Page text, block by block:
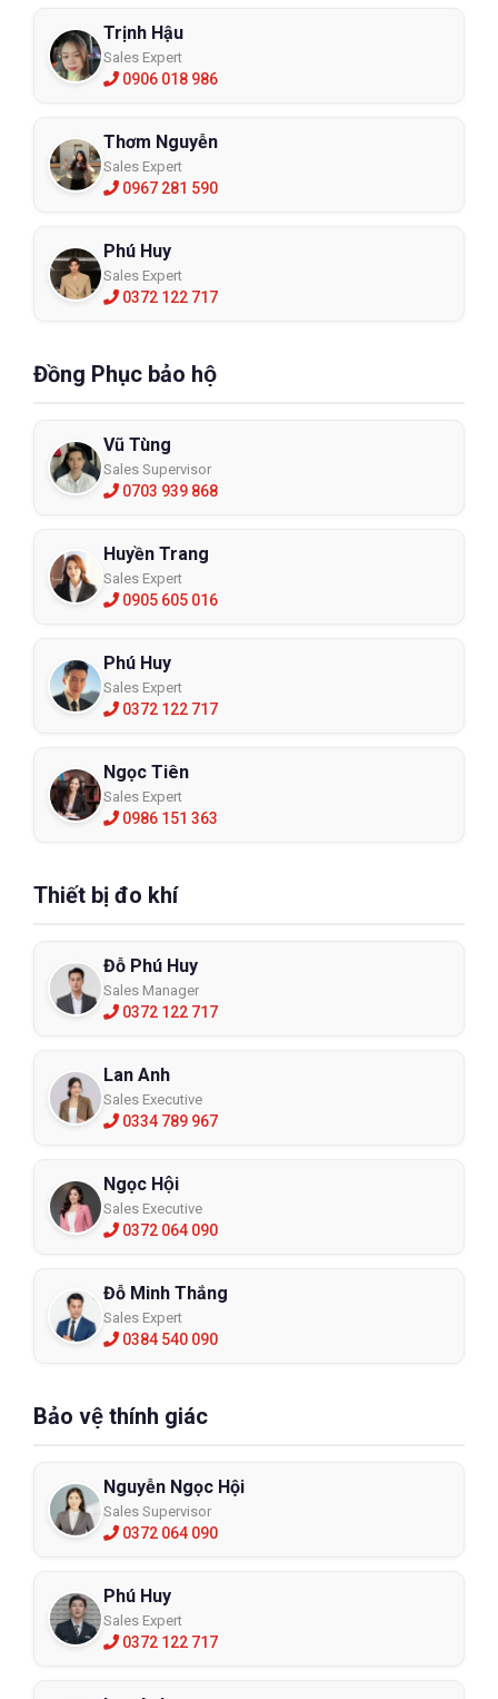
Trịnh Hậu
Sales Expert
0906 018 986
Thơm Nguyễn
Sales Expert
0967 281 590
Phú Huy
Sales Expert
0372 122 717
Đồng Phục bảo hộ
Vũ Tùng
Sales Supervisor
0703 939 868
Huyền Trang
Sales Expert
0905 605 016
Phú Huy
Sales Expert
0372 122 717
Ngọc Tiên
Sales Expert
0986 151 363
Thiết bị đo khí
Đỗ Phú Huy
Sales Manager
0372 122 717
Lan Anh
Sales Executive
0334 789 967
Ngọc Hội
Sales Executive
0372 064 090
Đỗ Minh Thắng
Sales Expert
0384 540 090
Bảo vệ thính giác
Nguyễn Ngọc Hội
Sales Supervisor
0372 064 090
Phú Huy
Sales Expert
0372 122 717